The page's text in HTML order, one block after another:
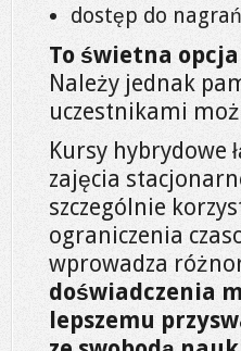
dostęp do
To świetna
Należy jednak
uczestnikami
Kursy hybrydowe
zajęcia
szczególnie
ograniczenia
wprowadza
doświadczenia
lepszemu